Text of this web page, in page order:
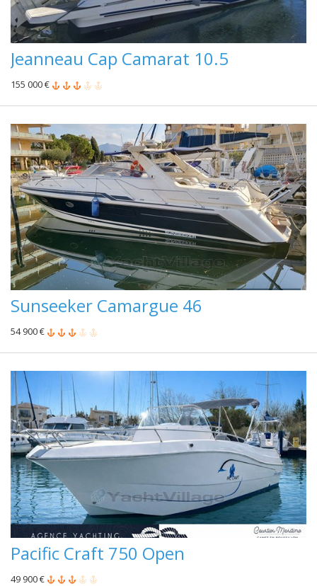
Jeanneau Cap Camarat 10.5
155 000 €
Sunseeker Camargue 46
54 900 €
Pacific Craft 750 Open
49 900 €